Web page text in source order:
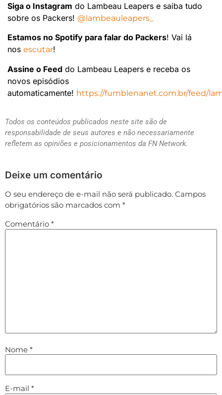
Siga o Instagram do Lambeau Leapers e saiba tudo
sobre os Packers! @lambeauleapers_
Estamos no Spotify para falar do Packers! Vai lá
nos escutar!
Assine o Feed do Lambeau Leapers e receba os
novos episódios
automaticamente! https://fumblenanet.com.br/feed/
Todos os conteúdos publicados neste site são de
responsabilidade de seus autores e não necessariamente
refletem as opiniões e posicionamentos da FN Network.
Deixe um comentário
O seu endereço de e-mail não será publicado. Campos
obrigatórios são marcados com *
Comentário *
Nome *
E-mail *